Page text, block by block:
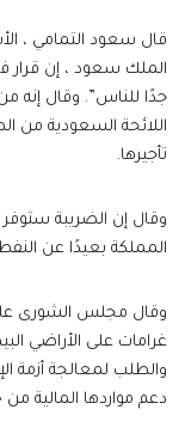
قال سعود التمامي ،
الملك سعود ، إن قرار
جدًا للناس”. وقال إنه
اللائحة السعودية من
تأجيرها.
وقال إن الضريبة
المملكة بعيدًا عن
وقال مجلس الشورى
غرامات على الأراضي
والطلب لمعالجة أزمة
دعم مواردها المالية